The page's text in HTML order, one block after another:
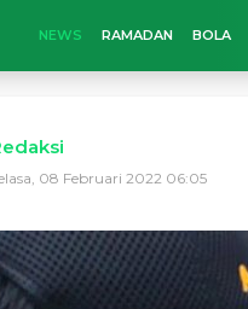
NEWS RAMADAN BOLA
08 Februari 2022 06:05